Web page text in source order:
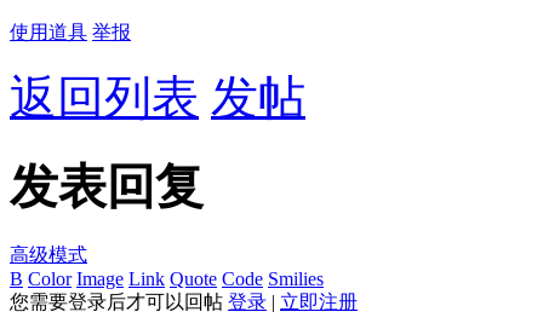
使用道具 举报
返回列表 发帖
发表回复
高级模式
B Color Image Link Quote Code Smilies
您需要登录后才可以回帖 登录 | 立即注册